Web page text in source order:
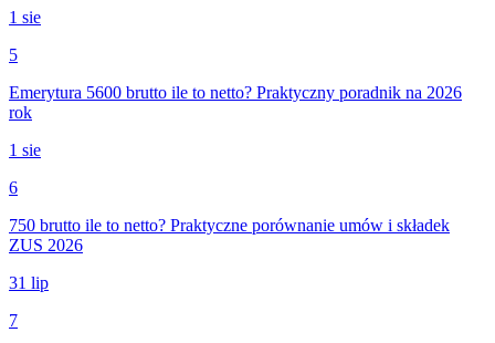
1 sie
5
Emerytura 5600 brutto ile to netto? Praktyczny poradnik na 2026
rok
1 sie
6
750 brutto ile to netto? Praktyczne porównanie umów i składek
ZUS 2026
31 lip
7